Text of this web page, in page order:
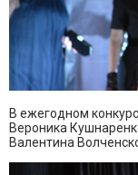
В ежегодном
Вероника
Валентина